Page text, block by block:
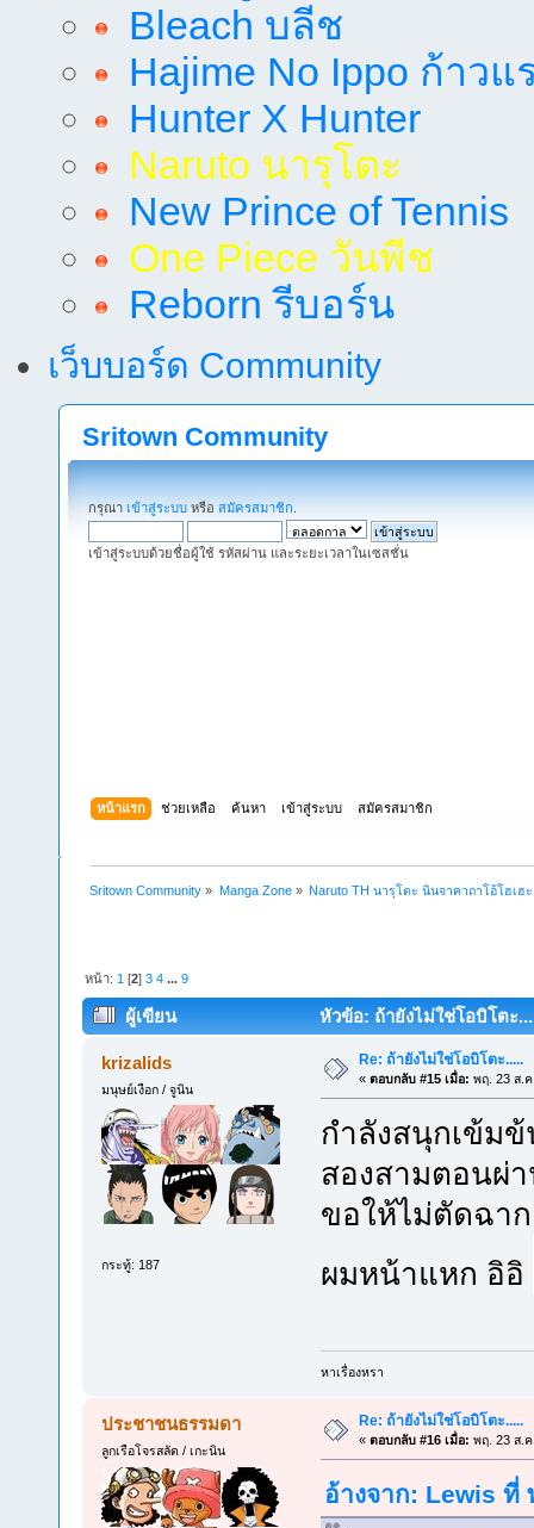
Bleach บลีช
Hajime No Ippo ก้าวแ
Hunter X Hunter
Naruto นารุโตะ
New Prince of Tennis
One Piece วันพีช
Reborn รีบอร์น
เว็บบอร์ด Community
Sritown Community
กรุณา เข้าสู่ระบบ หรือ สมัครสมาชิก
เข้าสู่ระบบด้วยชื่อผู้ใช้ รหัสผ่าน และระยะเวลาในเซสชั่น
หน้าแรก ช่วยเหลือ ค้นหา เข้าสู่ระบบ สมัครสมาชิก
Sritown Community » Manga Zone» Naruto TH นารุโตะ นินจาคาถาโอ้โฮเฮ
หน้า: 1 [2]3 4 ...9
ผู้เขียน หัวข้อ: ถ้ายังไม่ใช่โอบิโตะ
krizalids
มนุษย์เงือก / จูนิน
กระทู้: 187
Re: ถ้ายังไม่ใช่โอบิโตะ.....
« ตอบกลับ #15 เมื่อ: พฤ. 23 ส.ค
กำลังสนุกเข้ม
สองสามตอนผ่
ขอให้ไม่ตัดฉา
ผมหน้าแหก อิอิ
หาเรื่องหรา
ประชาชนธรรมดา
ลูกเรือโจรสลัด / เกะนิน
Re: ถ้ายังไม่ใช่โอบิโตะ.....
« ตอบกลับ #16 เมื่อ: พฤ. 23 ส.ค
อ้างจาก: Lewis ที่